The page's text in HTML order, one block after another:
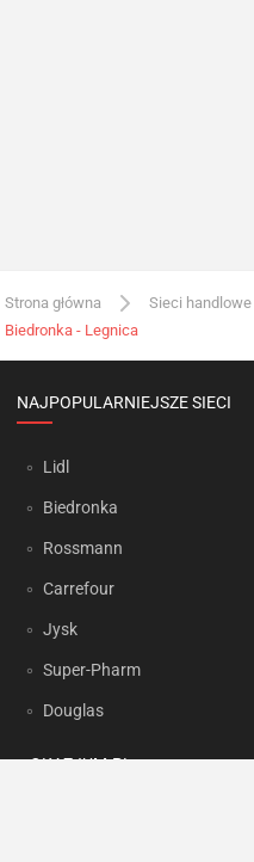
Strona główna Sieci
Biedronka - Legnica
NAJPOPULARNIEJSZE SIECI
Lidl
Biedronka
Rossmann
Carrefour
Jysk
Super-Pharm
Douglas
OKAZJUM.PL